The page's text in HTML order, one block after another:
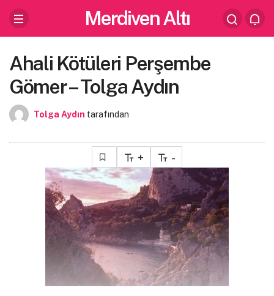
Merdiven Altı
Ahali Kötüleri Perşembe
Gömer – Tolga Aydın
Tolga Aydın tarafından
+ -